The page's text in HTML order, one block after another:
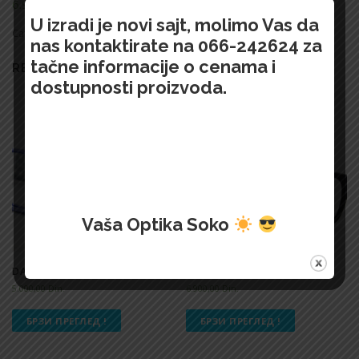
6.900,00
Categories: СПОРТСКЕ НАОЧАРЕ,СПОРТСКЕ СУНЧАНЕ
RELATED PRODUCTS
DANLEES – 1033
5.000,00Din.
БРЗИ ПРЕГЛЕД !
SPORT – 3512 OZ585 0D
6.900,00Din.
БРЗИ ПРЕГЛЕД !
U izradi je novi sajt, molimo Vas da
nas kontaktirate na 066-242624 za
tačne informacije o cenama i
dostupnosti proizvoda.
Vaša Optika Soko